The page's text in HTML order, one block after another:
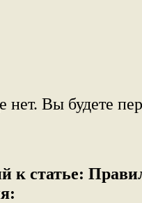
нет. Вы будете
к статье: